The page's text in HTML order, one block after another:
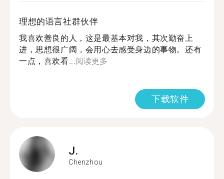
理想的语言社群伙伴
我喜欢善良的人，这是最基本对我，其次勤奋上
进，思想很广阔，会用心去感受身边的事物。还有
一点，喜欢看...阅读更多
下载软件
J.
Chenzhou